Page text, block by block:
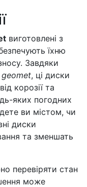
виготовлені з
їхню
Завдяки
, ці диски
корозії та
яких погодних
ви містом, чи
диски
та зменшать
перевіряти стан
може